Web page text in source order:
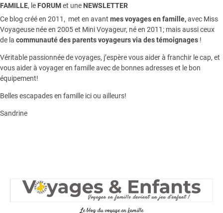
FAMILLE, le FORUMet une NEWSLETTER
Ce blog créé en 2011, met en avant mes voyages en famille,avec Miss
Voyageuse née en 2005 et Mini Voyageur, né en 2011; mais aussi ceux
de la communauté des parents voyageurs via des témoignages !
Véritable passionnée de voyages, j’espère vous aider à franchir le cap, et
vous aider à voyager en famille avec de bonnes adresses et le bon
équipement!
Belles escapades en famille ici ou ailleurs!
Sandrine
Le blog du voyage en famille